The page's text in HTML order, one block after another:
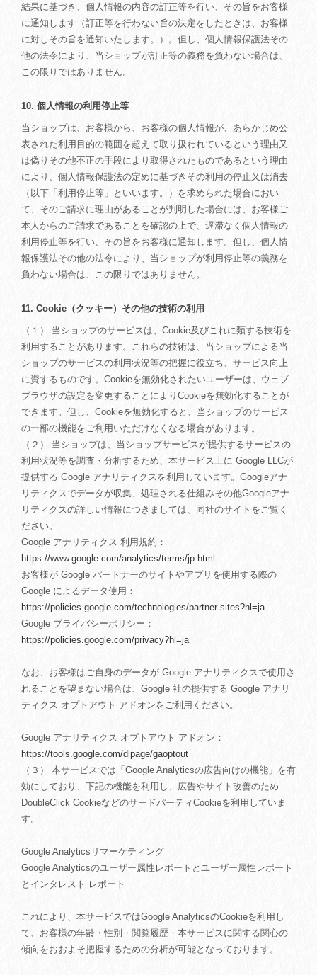
結果に基づき、個人情報の内容の訂正等を行い、その旨をお客様
に通知します（訂正等を行わない旨の決定をしたときは、お客様
に対しその旨を通知いたします。）。但し、個人情報保護法その
他の法令により、当ショップが訂正等の義務を負わない場合は、
この限りではありません。
10. 個人情報の利用停止等
当ショップは、お客様から、お客様の個人情報が、あらかじめ公
表された利用目的の範囲を超えて取り扱われているという理由又
は偽りその他不正の手段により取得されたものであるという理由
により、個人情報保護法の定めに基づきその利用の停止又は消去
（以下「利用停止等」といいます。）を求められた場合におい
て、そのご請求に理由があることが判明した場合には、お客様ご
本人からのご請求であることを確認の上で、遅滞なく個人情報の
利用停止等を行い、その旨をお客様に通知します。但し、個人情
報保護法その他の法令により、当ショップが利用停止等の義務を
負わない場合は、この限りではありません。
11. Cookie（クッキー）その他の技術の利用
（１） 当ショップのサービスは、Cookie及びこれに類する技術を
利用することがあります。これらの技術は、当ショップによる当
ショップのサービスの利用状況等の把握に役立ち、サービス向上
に資するものです。Cookieを無効化されたいユーザーは、ウェブ
ブラウザの設定を変更することによりCookieを無効化することが
できます。但し、Cookieを無効化すると、当ショップのサービス
の一部の機能をご利用いただけなくなる場合があります。
（２） 当ショップは、当ショップサービスが提供するサービスの
利用状況等を調査・分析するため、本サービス上に Google LLCが
提供する Google アナリティクスを利用しています。Googleアナ
リティクスでデータが収集、処理される仕組みその他Googleアナ
リティクスの詳しい情報につきましては、同社のサイトをご覧く
ださい。
Google アナリティクス 利用規約：
https://www.google.com/analytics/terms/jp.html
お客様が Google パートナーのサイトやアプリを使用する際の
Google によるデータ使用：
https://policies.google.com/technologies/partner-sites?hl=ja
Google プライバシーポリシー：
https://policies.google.com/privacy?hl=ja
なお、お客様はご自身のデータが Google アナリティクスで使用さ
れることを望まない場合は、Google 社の提供する Google アナリ
ティクス オプトアウト アドオンをご利用ください。
Google アナリティクス オプトアウト アドオン：
https://tools.google.com/dlpage/gaoptout
（３） 本サービスでは「Google Analyticsの広告向けの機能」を有
効にしており、下記の機能を利用し、広告やサイト改善のため
DoubleClick CookieなどのサードパーティCookieを利用していま
す。
Google Analyticsリマーケティング
Google Analyticsのユーザー属性レポートとユーザー属性レポート
とインタレスト レポート
これにより、本サービスではGoogle AnalyticsのCookieを利用し
て、お客様の年齢・性別・閲覧履歴・本サービスに関する関心の
傾向をおおよそ把握するための分析が可能となっております。